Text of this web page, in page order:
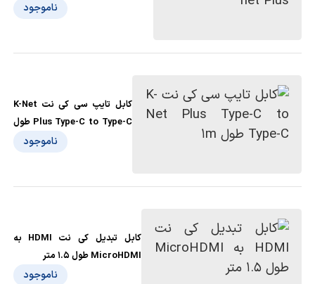
ناموجود
کابل تایپ سی کی نت K-Net
Plus Type-C to Type-C طول
ناموجود
کابل تبدیل کی نت HDMI به
MicroHDMI طول 1.5 متر
ناموجود